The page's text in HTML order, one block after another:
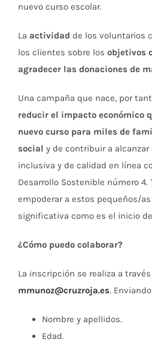
nuevo curso escolar.
La actividad de los voluntarios
los clientes sobre los objetivos
agradecer las donaciones de
Una campaña que nace, por
reducir el impacto económico
nuevo curso para miles de
social y de contribuir a alcanzar
inclusiva y de calidad en línea
Desarrollo Sostenible número 4.
empoderar a estos pequeños/
significativa como es el inicio
¿Cómo puedo colaborar?
La inscripción se realiza a
mmunoz@cruzroja.es.
Nombre y apellidos.
Edad.